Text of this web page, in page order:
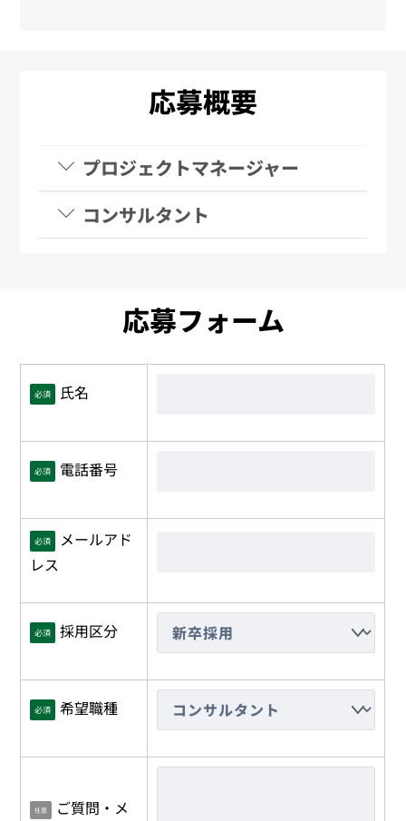
応募概要
プロジェクトマネージャー
コンサルタント
応募フォーム
必須 氏名
必須 電話番号
必須
メールアド
レス
必須 採用区分
必須 希望職種
任意
ご質問・メ